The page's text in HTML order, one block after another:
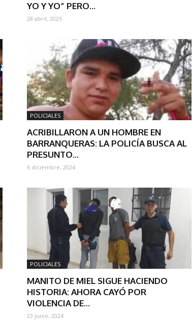
YO Y YO” PERO...
28 abril, 2025
POLICIALES
ACRIBILLARON A UN HOMBRE EN
BARRANQUERAS: LA POLICÍA BUSCA AL
PRESUNTO...
6 diciembre, 2024
POLICIALES
MANITO DE MIEL SIGUE HACIENDO
HISTORIA: AHORA CAYÓ POR
VIOLENCIA DE...
23 junio, 2024